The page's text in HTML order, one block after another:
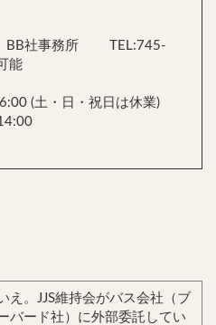
BB社事務所 TEL:745-
能
(土・日・祝日は休業)
え。JJS維持会がバス会社（ブ
バード社）に外部委託してい